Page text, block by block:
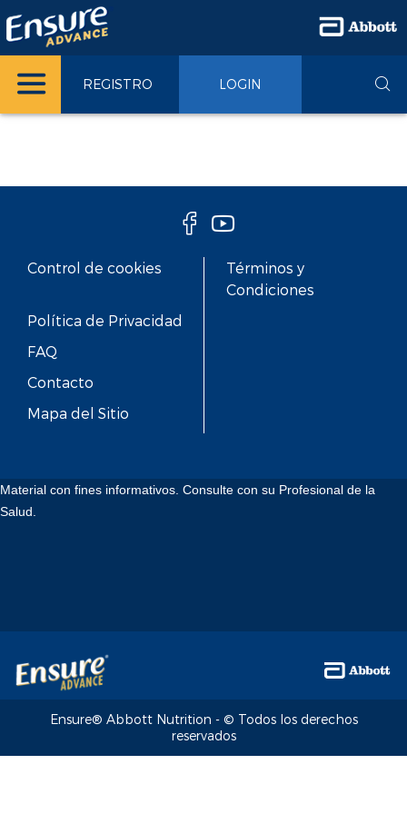
REGISTRO LOGIN
Control de cookies
Términos y
Condiciones
Política de Privacidad
FAQ
Contacto
Mapa del Sitio
Material con fines informativos. Consulte con su Profesional de la
Salud.
Ensure® Abbott Nutrition - © Todos los derechos
reservados